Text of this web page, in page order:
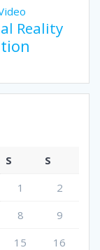
Reality
S
S
1
2
8
9
15
16